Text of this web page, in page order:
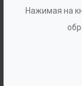
Нажимая на